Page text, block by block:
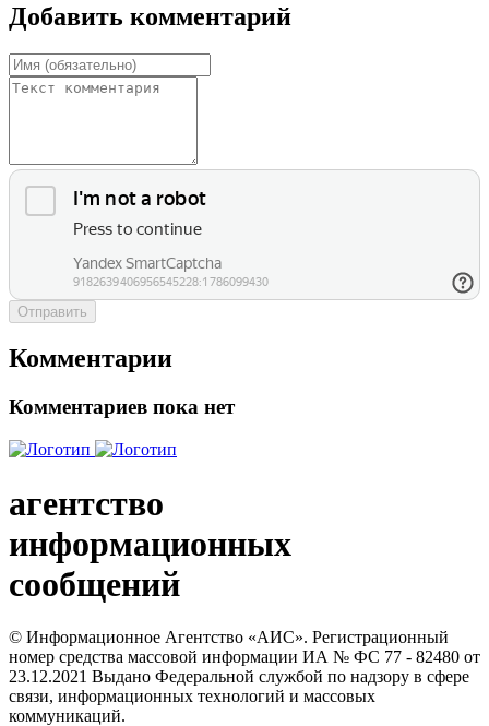
Добавить комментарий
Отправить
Комментарии
Комментариев пока нет
агентство
информационных
сообщений
© Информационное Агентство «АИС». Регистрационный
номер средства массовой информации ИА № ФС 77 - 82480 от
23.12.2021 Выдано Федеральной службой по надзору в сфере
связи, информационных технологий и массовых
коммуникаций.